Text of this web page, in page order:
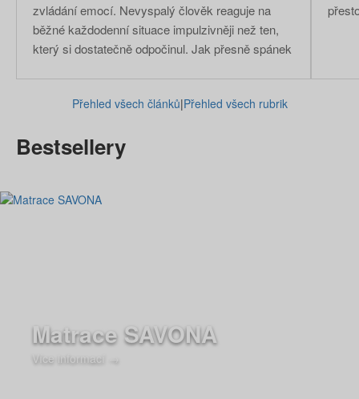
zvládání emocí. Nevyspalý člověk reaguje na
běžné každodenní situace impulzivněji než ten,
který si dostatečně odpočinul. Jak přesně spánek
význam, než se může na první pohled zdát.
Přehled všech článků|Přehled všech rubrik
Bestsellery
Matrace SAVONA
Více informací →